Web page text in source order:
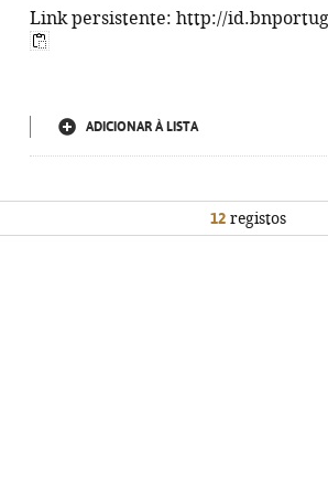
Link persistente: http://
ADICIONAR À LISTA
12registos